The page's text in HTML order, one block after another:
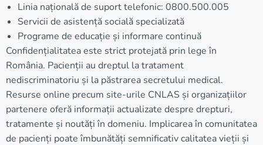
Linia națională de suport telefonic: 0800.500.005
Servicii de asistență socială specializată
Programe de educație și informare continuă
Confidențialitatea este strict protejată prin lege în
România. Pacienții au dreptul la tratament
nediscriminatoriu și la păstrarea secretului medical.
Resurse online precum site-urile CNLAS și organizațiilor
partenere oferă informații actualizate despre drepturi,
tratamente și noutăți în domeniu. Implicarea în comunitatea
de pacienți poate îmbunătăți semnificativ calitatea vieții și